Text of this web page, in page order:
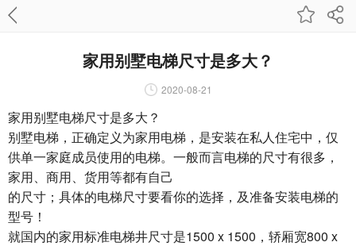
家用别墅电梯尺寸是多大？
2020-08-21
家用别墅电梯尺寸是多大？
别墅电梯，正确定义为家用电梯，是安装在私人住宅中，仅
供单一家庭成员使用的电梯。一般而言电梯的尺寸有很多，
家用、商用、货用等都有自己
的尺寸；具体的电梯尺寸要看你的选择，及准备安装电梯的
型号！
就国内的家用标准电梯井尺寸是1500 x 1500，轿厢宽800 x